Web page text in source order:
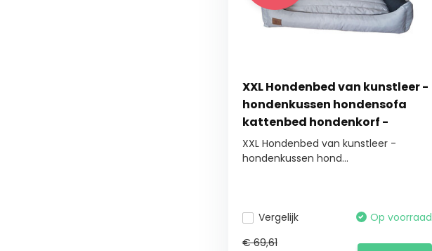
XXL Hondenbed van kunstleer -
hondenkussen hondensofa
kattenbed hondenkorf -
waterdicht
XXL Hondenbed van kunstleer -
hondenkussen hond...
Vergelijk
Op voorraad
€ 69,61